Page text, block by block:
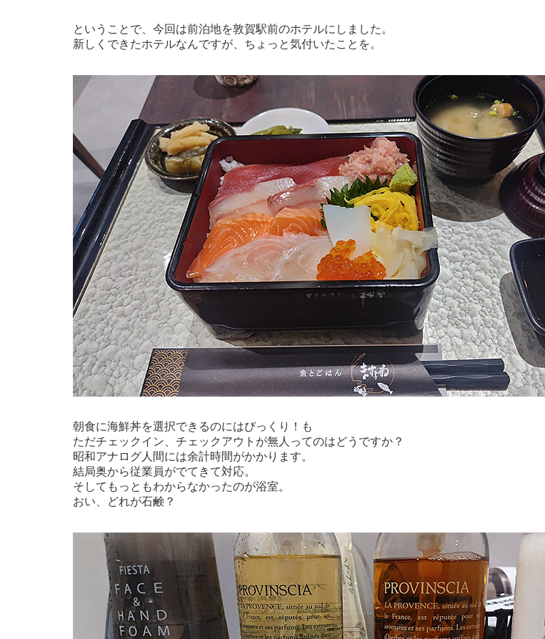
ということで、今回は前泊地を敦賀駅前のホテルにしました。
新しくできたホテルなんですが、ちょっと気付いたことを。
朝食に海鮮丼を選択できるのにはびっくり！も
ただチェックイン、チェックアウトが無人ってのはどうですか？
昭和アナログ人間には余計時間がかかります。
結局奥から従業員がでてきて対応。
そしてもっともわからなかったのが浴室。
おい、どれが石鹸？